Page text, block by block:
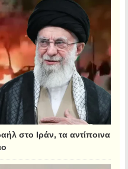
στο Ιράν, τα αντίποινα